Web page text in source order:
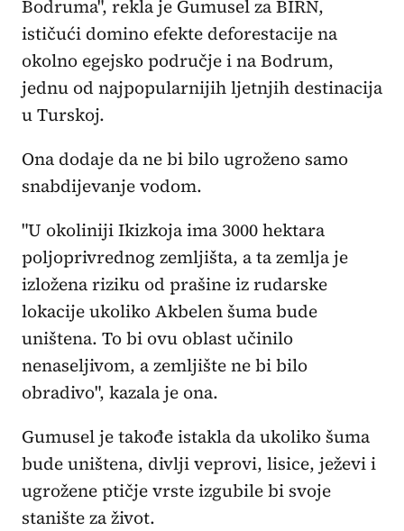
Bodruma", rekla je Gumusel za BIRN,
ističući domino efekte deforestacije na
okolno egejsko područje i na Bodrum,
jednu od najpopularnijih ljetnjih destinacija
u Turskoj.
Ona dodaje da ne bi bilo ugroženo samo
snabdijevanje vodom.
"U okoliniji Ikizkoja ima 3000 hektara
poljoprivrednog zemljišta, a ta zemlja je
izložena riziku od prašine iz rudarske
lokacije ukoliko Akbelen šuma bude
uništena. To bi ovu oblast učinilo
nenaseljivom, a zemljište ne bi bilo
obradivo", kazala je ona.
Gumusel je takođe istakla da ukoliko šuma
bude uništena, divlji veprovi, lisice, ježevi i
ugrožene ptičje vrste izgubile bi svoje
stanište za život.